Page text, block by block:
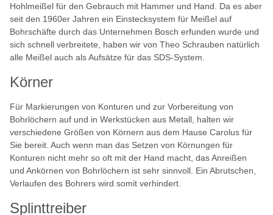
Hohlmeißel für den Gebrauch mit Hammer und Hand. Da es aber
seit den 1960er Jahren ein Einstecksystem für Meißel auf
Bohrschäfte durch das Unternehmen Bosch erfunden wurde und
sich schnell verbreitete, haben wir von Theo Schrauben natürlich
alle Meißel auch als Aufsätze für das SDS-System.
Körner
Für Markierungen von Konturen und zur Vorbereitung von
Bohrlöchern auf und in Werkstücken aus Metall, halten wir
verschiedene Größen von Körnern aus dem Hause Carolus für
Sie bereit. Auch wenn man das Setzen von Körnungen für
Konturen nicht mehr so oft mit der Hand macht, das Anreißen
und Ankörnen von Bohrlöchern ist sehr sinnvoll. Ein Abrutschen,
Verlaufen des Bohrers wird somit verhindert.
Splinttreiber